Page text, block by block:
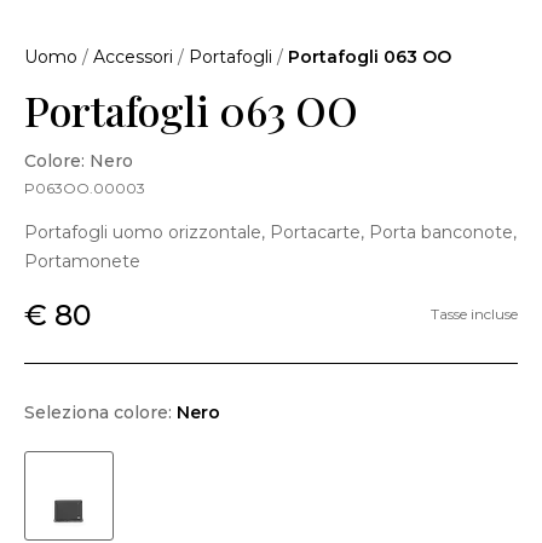
Uomo / Accessori / Portafogli / Portafogli 063 OO
Portafogli 063 OO
Colore: Nero
P063OO.00003
Portafogli uomo orizzontale, Portacarte, Porta banconote,
Portamonete
€ 80 Tasse incluse
Seleziona colore: Nero